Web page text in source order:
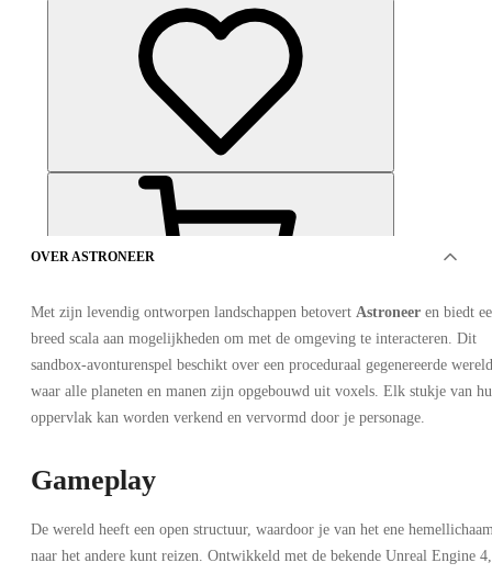
AANBIEDINGEN VAN 4 VERKOPERS
ASTRONEER Xbox One
OVER ASTRONEER
Met zijn levendig ontworpen landschappen betovert Astroneer en biedt
breed scala aan mogelijkheden om met de omgeving te interacteren. Dit
sandbox-avonturenspel beschikt over een proceduraal gegenereerde
waar alle planeten en manen zijn opgebouwd uit voxels. Elk stukje van
oppervlak kan worden verkend en vervormd door je personage.
Gameplay
De wereld heeft een open structuur, waardoor je van het ene
naar het andere kunt reizen. Ontwikkeld met de bekende Unreal Engine 4,